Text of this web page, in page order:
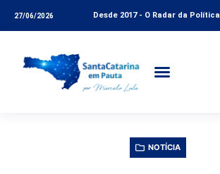
27/06/2026 Desde 2017 - O Radar da Política
NOTÍCIA